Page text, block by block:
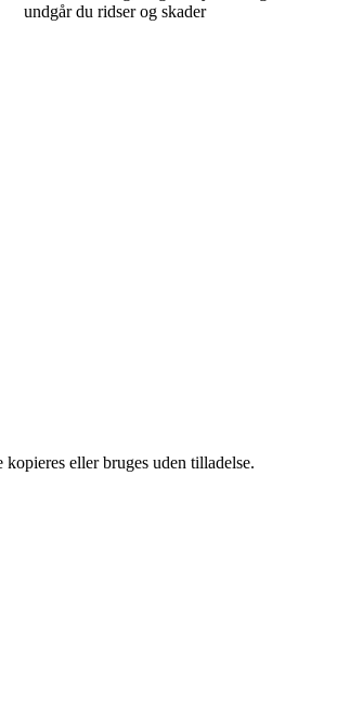
undgår du ridser og skader
eller bruges uden tilladelse.